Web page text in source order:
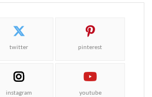
twitter pinterest
instagram youtube